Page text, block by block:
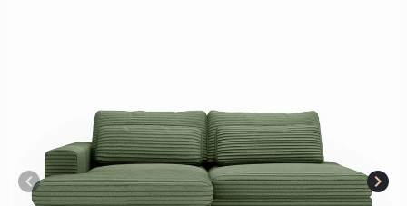
Poprzedni
keyboard_arrow_left keyboard_arrow_right